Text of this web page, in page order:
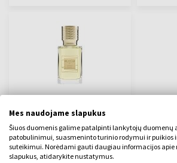
Parfumuotas vanduo
50ml - Parfumuotas vanduo
- Unisex
Bus išsiųsta 12.08.
Mes naudojame slapukus
Šiuos duomenis galime patalpinti lankytojų duomenų
patobulinimui, suasmeninto turinio rodymui ir puikios
suteikimui. Norėdami gauti daugiau informacijos
slapukus, atidarykite nustatymus.